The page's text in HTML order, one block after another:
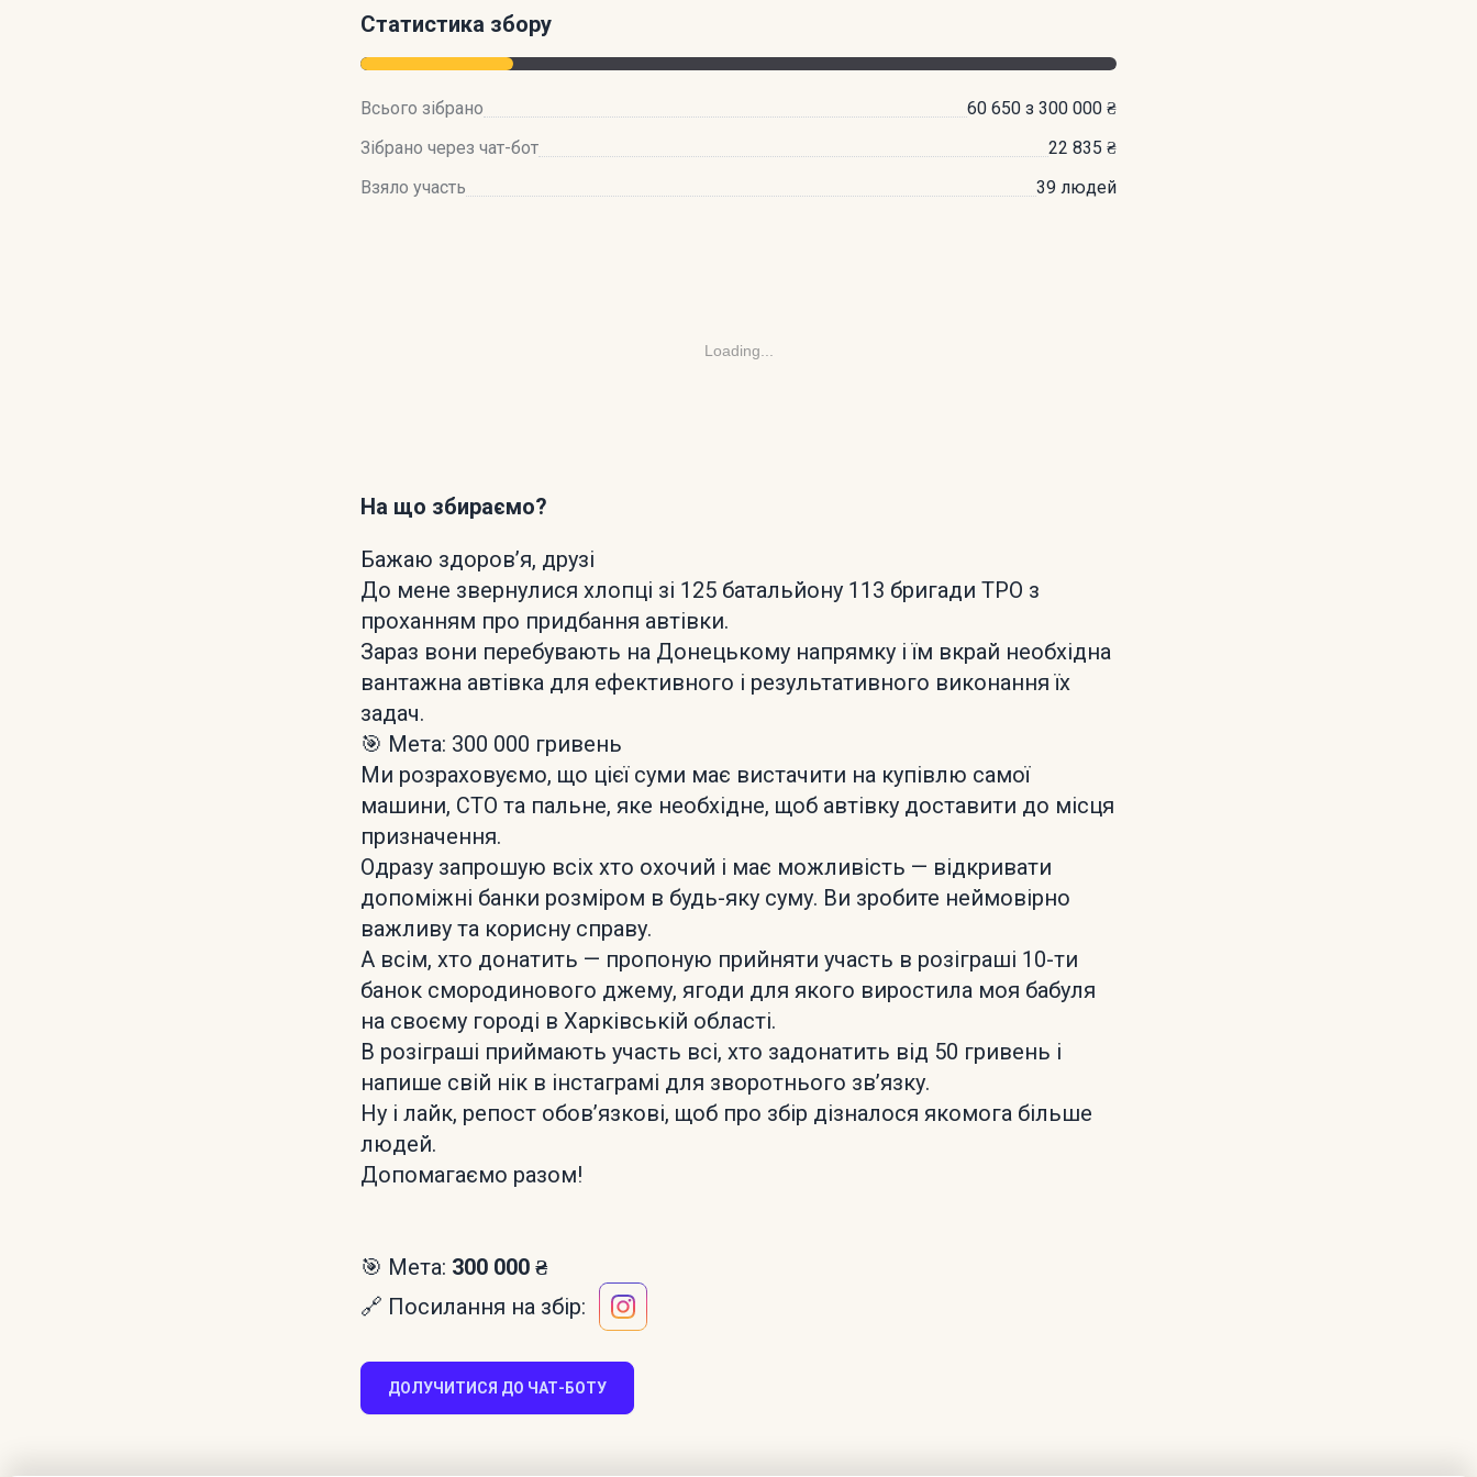
Статистика збору
Всього зібрано
60 650 з 300 000 ₴
Зібрано через чат-бот
22 835 ₴
Взяло участь
39 людей
Loading...
На що збираємо?
Бажаю здоровʼя, друзі
До мене звернулися хлопці зі 125 батальйону 113 бригади ТРО з
проханням про придбання автівки.
Зараз вони перебувають на Донецькому напрямку і їм вкрай необхідна
вантажна автівка для ефективного і результативного виконання їх
задач.
🎯 Мета: 300 000 гривень
Ми розраховуємо, що цієї суми має вистачити на купівлю самої
машини, СТО та пальне, яке необхідне, щоб автівку доставити до місця
призначення.
Одразу запрошую всіх хто охочий і має можливість — відкривати
допоміжні банки розміром в будь-яку суму. Ви зробите неймовірно
важливу та корисну справу.
А всім, хто донатить — пропоную прийняти участь в розіграші 10-ти
банок смородинового джему, ягоди для якого виростила моя бабуля
на своєму городі в Харківській області.
В розіграші приймають участь всі, хто задонатить від 50 гривень і
напише свій нік в інстаграмі для зворотнього звʼязку.
Ну і лайк, репост обовʼязкові, щоб про збір дізналося якомога більше
людей.
Допомагаємо разом!
🎯 Мета: 300 000 ₴
🔗 Посилання на збір:
ДОЛУЧИТИСЯ ДО ЧАТ-БОТУ